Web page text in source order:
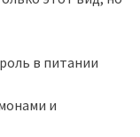
в питании
и